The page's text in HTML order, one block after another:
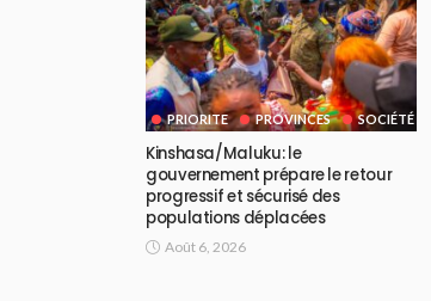
PRIORITE PROVINCES SOCIÉTÉ
Kinshasa/Maluku: le
gouvernement prépare le retour
progressif et sécurisé des
populations déplacées
Août 6, 2026